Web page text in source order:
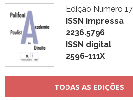
Edição Número 17
ISSN impressa
2236.5796
ISSN digital
2596-111X
TODAS AS EDIÇÕES